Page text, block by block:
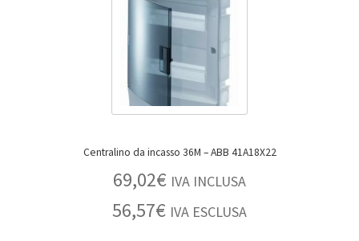
Centralino da incasso 36M – ABB 41A18X22
69,02€ IVA INCLUSA
56,57€ IVA ESCLUSA